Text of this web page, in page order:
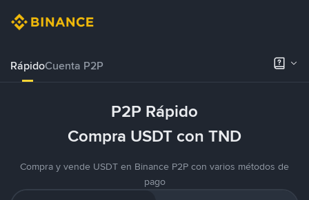
RápidoCuenta P2P
P2P Rápido
Compra USDT con TND
Compra y vende USDT en Binance P2P con varios métodos de
pago